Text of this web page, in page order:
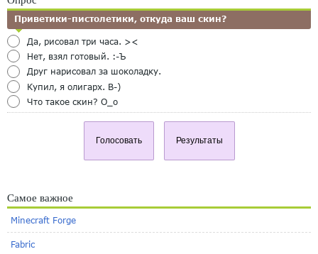
Приветики-пистолетики, откуда ваш скин?
Да, рисовал три часа. ><
Нет, взял готовый. :-Ъ
Друг нарисовал за шоколадку.
Купил, я олигарх. B-)
Что такое скин? O_o
Голосовать Результаты
Самое важное
Minecraft Forge
Fabric